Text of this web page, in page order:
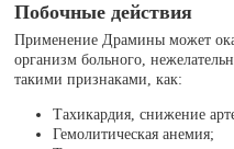
Побочные действия
Применение Драмины может
организм больного,
такими признаками, как:
Тахикардия, снижение
Гемолитическая анемия;